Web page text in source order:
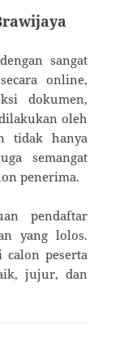
sangat
online,
dokumen,
oleh
tidak hanya
semangat
penerima.
pendaftar
yang lolos.
calon peserta
jujur, dan